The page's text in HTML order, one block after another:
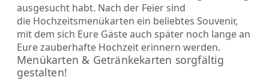
ausgesucht habt. Nach der Feier sind
die Hochzeitsmenükarten ein beliebtes Souvenir,
mit dem sich Eure Gäste auch später noch lange an
Eure zauberhafte Hochzeit erinnern werden.
Menükarten & Getränkekarten sorgfältig
gestalten!